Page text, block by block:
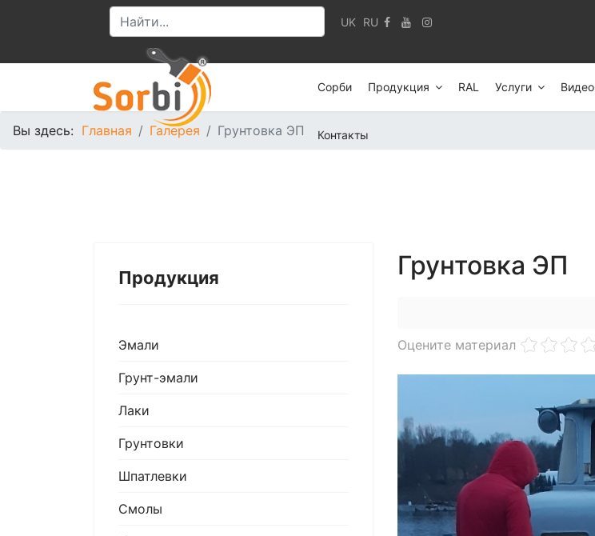
UK RU
Сорби Продукция RAL Услуги Видео
Контакты
Вы здесь: Главная Галерея Грунтовка ЭП
Продукция
Эмали
Грунт-эмали
Лаки
Грунтовки
Шпатлевки
Смолы
Грунтовка ЭП
Оцените материал